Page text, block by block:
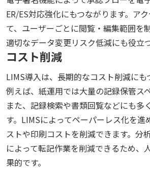
ER/ES対応強化にもつながります。ア
て、ユーザーごとに閲覧・編集範囲を
適切なデータ変更リスク低減にも役立
コスト削減
LIMS導入は、長期的なコスト削減にも
例えば、紙運用では大量の記録保管ス
また、記録検索や書類回覧などにも多
す。LIMSによってペーパーレス化を進
ストや印刷コストを削減できます。分
によって転記作業を削減できるため、
果的です。